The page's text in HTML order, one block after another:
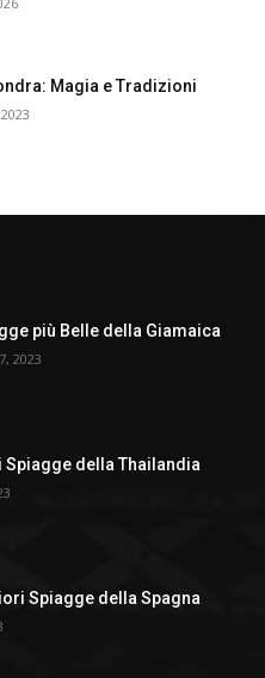
Magia e Tradizioni
più Belle della Giamaica
2023
Spiagge della Thailandia
Spiagge della Spagna